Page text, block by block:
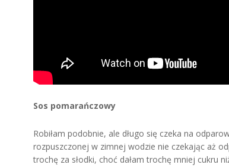
Sos pomarańczowy
Robiłam podobnie, ale długo się czeka na
rozpuszczonej w zimnej wodzie nie czekając aż
trochę za słodki, choć dałam trochę mniej cukru